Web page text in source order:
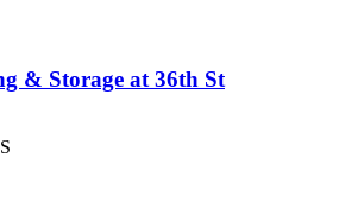
& Storage at 36th St